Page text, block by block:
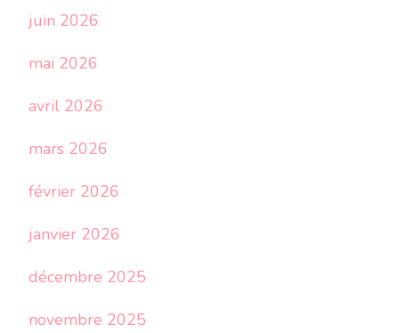
juin 2026
mai 2026
avril 2026
mars 2026
février 2026
janvier 2026
décembre 2025
novembre 2025